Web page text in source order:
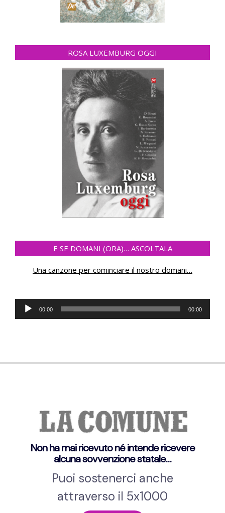
ROSA LUXEMBURG OGGI
E SE DOMANI (ORA)… ASCOLTALA
Una canzone per cominciare il nostro domani…
Audio
Player
00:00 00:00
Non ha mai ricevuto né intende ricevere
alcuna sovvenzione statale…
Puoi sostenerci anche
attraverso il 5x1000